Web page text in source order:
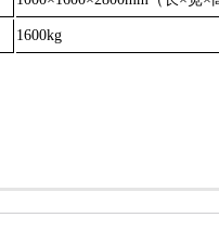
1600kg